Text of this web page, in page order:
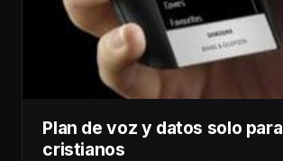
Plan de voz y datos solo para
cristianos